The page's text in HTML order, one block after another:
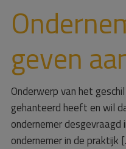
geven
Onderwerp van het
gehanteerd heeft en wil
ondernemer
ondernemer in de praktijk